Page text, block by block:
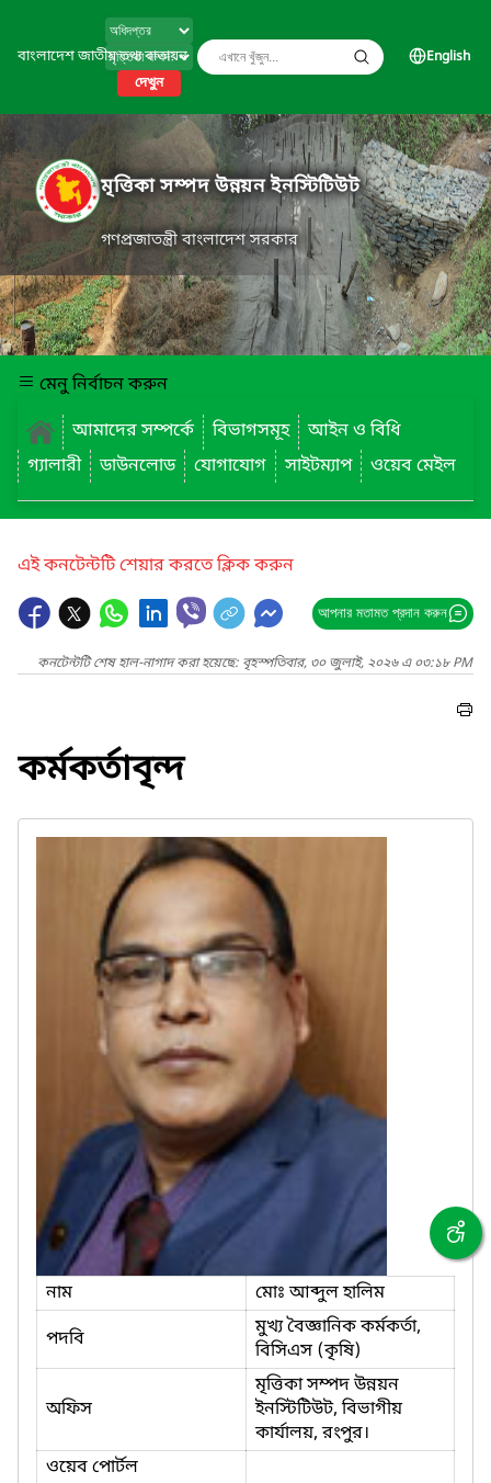
বাংলাদেশ জাতীয় তথ্য বাতায়ন
দেখুন
English
মৃত্তিকা সম্পদ উন্নয়ন ইনস্টিটিউট
গণপ্রজাতন্ত্রী বাংলাদেশ সরকার
মেনু নির্বাচন করুন
আমাদের সম্পর্কে
বিভাগসমূহ
আইন ও বিধি
গ্যালারী
ডাউনলোড যোগাযোগ সাইটম্যাপ ওয়েব মেইল
এই কনটেন্টটি শেয়ার করতে ক্লিক করুন
আপনার মতামত প্রদান করুন
কনটেন্টটি শেষ হাল-নাগাদ করা হয়েছে: বৃহস্পতিবার, ৩০ জুলাই, ২০২৬ এ ০৩:১৮ PM
কর্মকর্তাবৃন্দ
নাম
মোঃ আব্দুল হালিম
পদবি
মুখ্য বৈজ্ঞানিক কর্মকর্তা,
বিসিএস (কৃষি)
অফিস
মৃত্তিকা সম্পদ উন্নয়ন
ইনস্টিটিউট, বিভাগীয়
কার্যালয়, রংপুর।
ওয়েব পোর্টল